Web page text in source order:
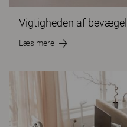
Vigtigheden af
Læs mere